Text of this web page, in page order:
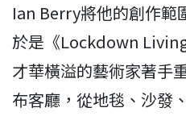
Ian Berry將他的創作
於是《Lockdown
才華橫溢的藝術家著手
布客廳，從地毯、沙發